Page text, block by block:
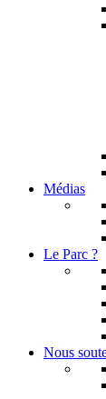
Médias
Le Parc ?
Nous